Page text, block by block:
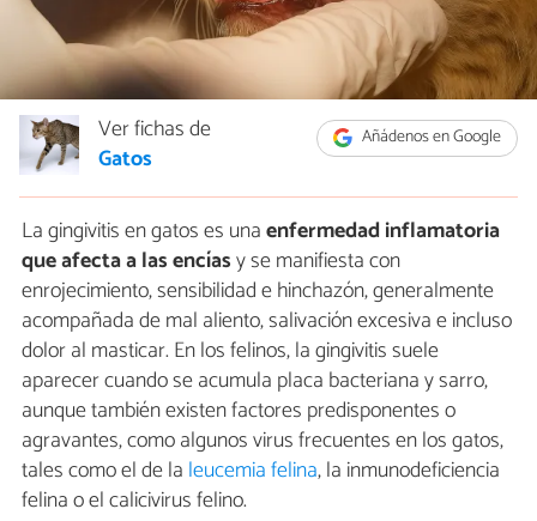
Añádenos en Google
Ver fichas de
Gatos
La gingivitis en gatos es unaenfermedad inflamatoria
que afecta a las encíasy se manifiesta con
enrojecimiento, sensibilidad e hinchazón, generalmente
acompañada de mal aliento, salivación excesiva e incluso
dolor al masticar. En los felinos, la gingivitis suele
aparecer cuando se acumula placa bacteriana y sarro,
aunque también existen factores predisponentes o
agravantes, como algunos virus frecuentes en los gatos,
tales como el de la leucemia felina, la inmunodeficiencia
felina o el calicivirus felino.